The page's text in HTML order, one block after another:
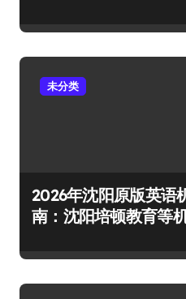
未分类
2026年沈阳原版英语
南：沈阳培顿教育等